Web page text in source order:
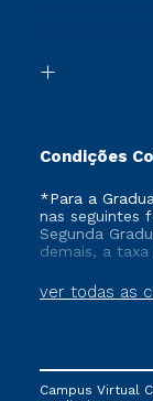
Formação
Condições
ver todas as
*Para a
nas seguintes
Segunda
demais, a
Campus Virtual